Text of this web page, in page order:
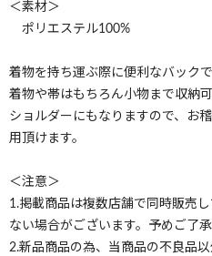
＜素材＞
ポリエステル100%
着物を持ち運ぶ際に便利なバックで
着物や帯はもちろん小物まで収納可
ショルダーにもなりますので、お
用頂けます。
＜注意＞
1.掲載商品は複数店舗で同時販売
ない場合がございます。予めご了承
2.新品商品の為、当商品の不良品